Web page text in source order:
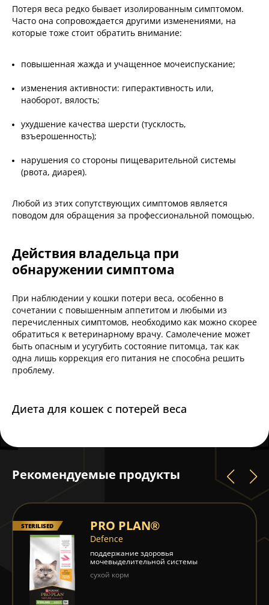
Потеря веса редко бывает изолированным симптомом.
Часто она сопровождается другими изменениями, на
которые тоже стоит обратить внимание:
повышенная жажда и учащенное мочеиспускание;
изменения активности: гиперактивность или,
наоборот, вялость;
ухудшение качества шерсти (тусклость,
взъерошенность);
нарушения со стороны пищеварительной системы
(рвота, диарея).
Любой из этих сопутствующих симптомов является
поводом для обращения за профессиональной помощью.
Действия владельца при
обнаружении симптома
При наблюдении у кошки потери веса, особенно в
сочетании с повышенным аппетитом и любыми из
перечисленных симптомов, необходимо как можно скорее
обратиться к ветеринарному врачу. Самолечение может
быть опасным и усугубить состояние питомца, так как
одна лишь коррекция его питания не способна решить
проблему.
Диета для кошек с потерей веса
Рекомендуемые продукты
STERILISED PRO PLAN®
Defence
поддержание здоровья
мочевыделительной системы
сухой корм